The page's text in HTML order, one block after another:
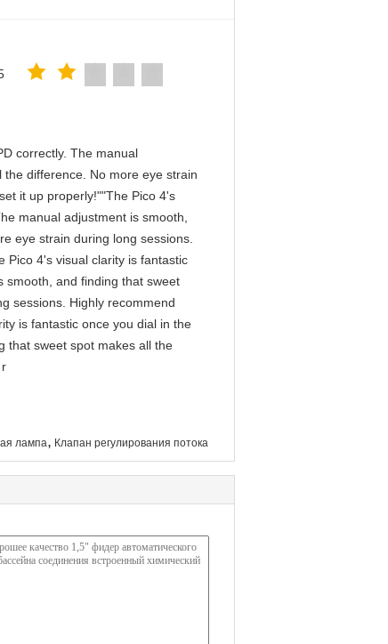
correctly. The manual
difference. No more eye strain
it up properly!""The Pico 4's
manual adjustment is smooth,
eye strain during long sessions.
Pico 4's visual clarity is fantastic
smooth, and finding that sweet
sessions. Highly recommend
is fantastic once you dial in the
that sweet spot makes all the
лампа, Клапан регулирования потока